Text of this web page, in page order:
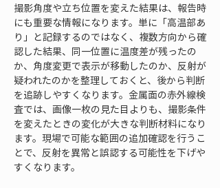
撮影角度や立ち位置を変えた結果は、報告時
にも重要な情報になります。単に「高温部あ
り」と記録するのではなく、複数方向から確
認した結果、同一位置に温度差が残ったの
か、角度変更で表示が移動したのか、反射が
疑われたのかを整理しておくと、後から判断
を追跡しやすくなります。金属面の赤外線検
査では、画像一枚の見た目よりも、撮影条件
を変えたときの変化が大きな判断材料になり
ます。現場で可能な範囲の追加確認を行うこ
とで、反射を異常と誤認する可能性を下げや
すくなります。